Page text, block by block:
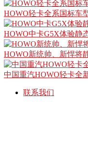
HOWO轻卡全系国标车
HOWO中卡G5X体验静
HOWO新统帅、新悍将
中国重汽HOWO轻卡全
联系我们